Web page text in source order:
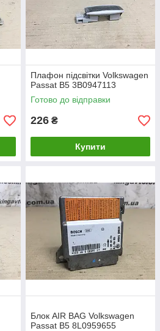
Плафон підсвітки Volkswagen
Passat B5 3B0947113
Готово до відправки
226 ₴
Купити
Блок AIR BAG Volkswagen
Passat B5 8L0959655